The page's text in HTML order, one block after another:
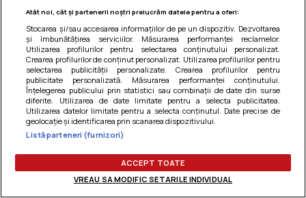
Termeni si conditii|Politica de cookies
Politica de
confidentialitate
Atât noi, cât și partenerii noștri prelucrăm datele pentru a oferi:
Stocarea și/sau accesarea informațiilor de pe un dispozitiv. Dezvoltarea
și îmbunătățirea serviciilor. Măsurarea performanței reclamelor.
Utilizarea profilurilor pentru selectarea conținutului personalizat.
Crearea profilurilor de conținut personalizat. Utilizarea profilurilor pentru
selectarea publicității personalizate. Crearea profilurilor pentru
publicitate personalizată. Măsurarea performanței conținutului.
Înțelegerea publicului prin statistici sau combinații de date din surse
diferite. Utilizarea de date limitate pentru a selecta publicitatea.
Utilizarea datelor limitate pentru a selecta conținutul. Date precise de
geolocație și identificarea prin scanarea dispozitivului.
Listă parteneri (furnizori)
ACCEPT TOATE
VREAU SA MODIFIC SETARILE INDIVIDUAL